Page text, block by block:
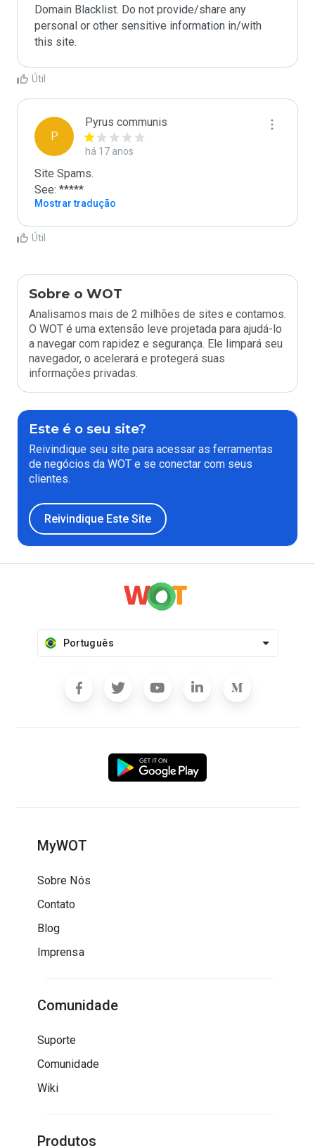
Domain Blacklist. Do not provide/share any
personal or other sensitive information in/with
this site.
Útil
P
Pyrus communis
há 17 anos
Site Spams.
See: *****
Mostrar tradução
Útil
Sobre o WOT
Analisamos mais de 2 milhões de sites e contamos.
O WOT é uma extensão leve projetada para ajudá-lo
a navegar com rapidez e segurança. Ele limpará seu
navegador, o acelerará e protegerá suas
informações privadas.
Este é o seu site?
Reivindique seu site para acessar as ferramentas
de negócios da WOT e se conectar com seus
clientes.
Reivindique Este Site
Português
MyWOT
Sobre Nós
Contato
Blog
Imprensa
Comunidade
Suporte
Comunidade
Wiki
Produtos